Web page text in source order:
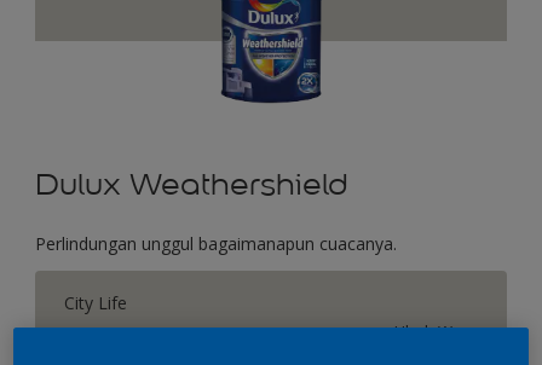
Dulux Weathershield
Perlindungan unggul bagaimanapun cuacanya.
City Life
Ubah Warna